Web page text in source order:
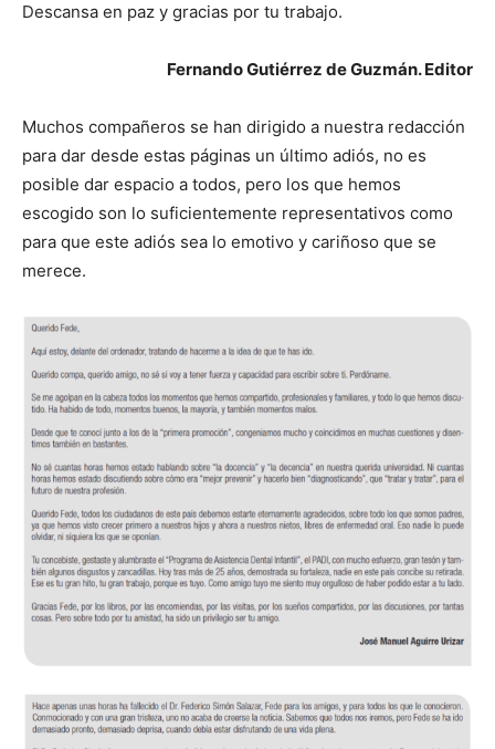
Descansa en paz y gracias por tu trabajo.
Fernando Gutiérrez de Guzmán. Editor
Muchos compañeros se han dirigido a nuestra redacción
para dar desde estas páginas un último adiós, no es
posible dar espacio a todos, pero los que hemos
escogido son lo suficientemente representativos como
para que este adiós sea lo emotivo y cariñoso que se
merece.